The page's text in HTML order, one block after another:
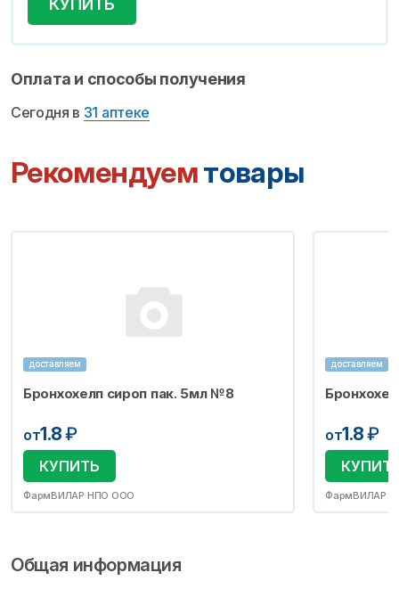
КУПИТЬ
Оплата и способы получения
Сегодня в 31 аптеке
Рекомендуемтовары
доставляем
Бронхохелп сироп пак. 5мл №8
от1.8₽
КУПИТЬ
ФармВИЛАР НПО ООО
доставляем
от1.8₽
ФармВИЛАР
Общая информация